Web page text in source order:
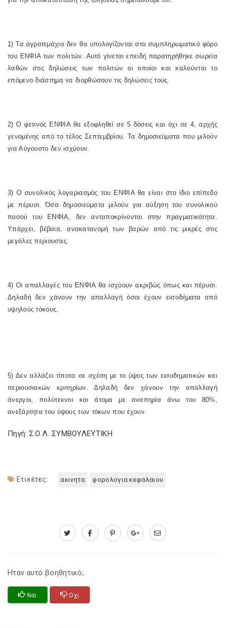
1) Τα αγροτεμάχια δεν θα υπολογίζονται στο συμπληρωματικό φόρο
του ΕΝΦΙΑ των πολιτών. Αυτό γίνεται επειδή παρατηρήθηκε σωρεία
λαθών στις δηλώσεις των πολιτών οι οποίοι και καλούνται το
επόμενο διάστημα να διορθώσουν τις δηλώσεις τους.
2) Ο φετινός ΕΝΦΙΑ θα εξοφληθεί σε 5 δόσεις και όχι σε 4, αρχής
γενομένης από το τέλος Σεπτεμβρίου. Τα δημοσιεύματα που μιλούν
για Αύγουστο δεν ισχύουν.
3) Ο συνολικός λογαριασμός του ΕΝΦΙΑ θα είναι στο ίδιο επίπεδο
με πέρυσι. Όσα δημοσιεύματα μιλούν για αύξηση του συνολικού
ποσού του ΕΝΦΙΑ, δεν ανταποκρίνονται στην πραγματικότητα.
Υπάρχει, βέβαια, ανακατανομή των βαρών από τις μικρές στις
μεγάλες περιουσίες.
4) Οι απαλλαγές του ΕΝΦΙΑ θα ισχύουν ακριβώς όπως και πέρυσι.
Δηλαδή δεν χάνουν την απαλλαγή όσοι έχουν εισοδήματα από
υψηλούς τόκους.
5) Δεν αλλάζει τίποτα σε σχέση με το ύψος των εισοδηματικών και
περιουσιακών κριτηρίων. Δηλαδή δεν χάνουν την απαλλαγή
άνεργοι, πολύτεκνοι και άτομα με αναπηρία άνω του 80%,
ανεξάρτητα του ύψους των τόκων που έχουν.
Πηγή: Σ.Ο.Λ. ΣΥΜΒΟΥΛΕΥΤΙΚΗ
Ετικέτες: ακινητα φορολογια κεφαλαιου
Ηταν αυτό βοηθητικό;
Ναι Οχι